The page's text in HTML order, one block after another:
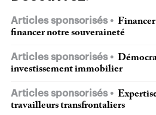
Articles sponsorisés
Financer
financer notre souveraineté
Articles sponsorisés
investissement immobilier
Articles sponsorisés
travailleurs transfrontaliers